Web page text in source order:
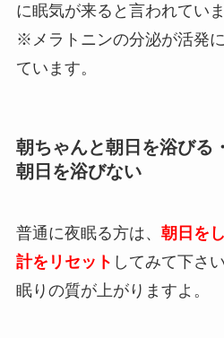
に眠気が来ると言われていま
※メラトニンの分泌が活発
ています。
朝ちゃんと朝日を浴びる
朝日を浴びない
普通に夜眠る方は、 朝日を
計をリセット してみて下さい
眠りの質が上がりますよ。